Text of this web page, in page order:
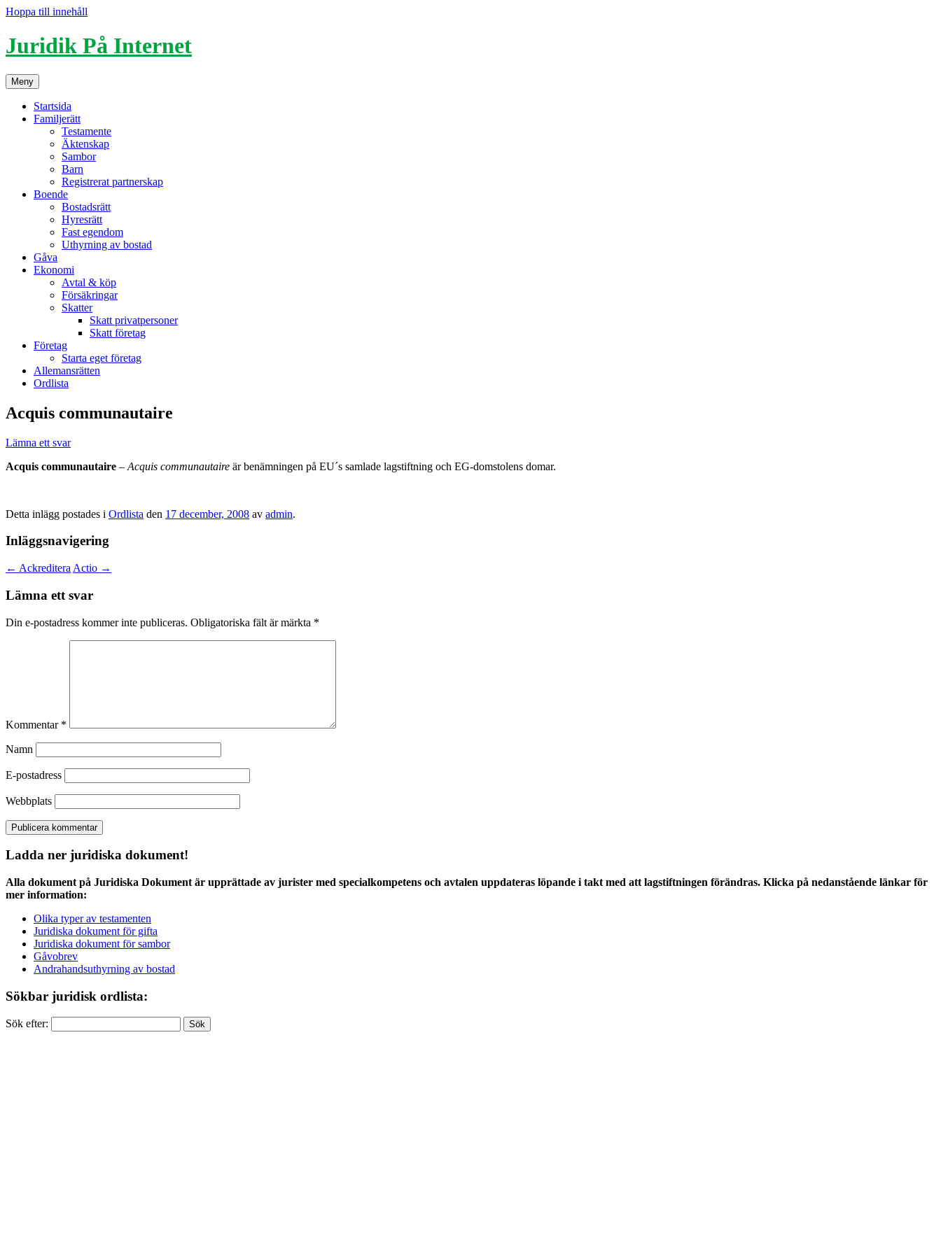
Hoppa till innehåll
Juridik På Internet
Meny
Startsida
Familjerätt
Testamente
Äktenskap
Sambor
Barn
Registrerat partnerskap
Boende
Bostadsrätt
Hyresrätt
Fast egendom
Uthyrning av bostad
Gåva
Ekonomi
Avtal & köp
Försäkringar
Skatter
Skatt privatpersoner
Skatt företag
Företag
Starta eget företag
Allemansrätten
Ordlista
Acquis communautaire
Lämna ett svar
Acquis communautaire – Acquis communautaire är benämningen på EU´s samlade lagstiftning och EG-domstolens domar.
Detta inlägg postades i Ordlista den 17 december, 2008 av admin.
Inläggsnavigering
← Ackreditera Actio →
Lämna ett svar
Din e-postadress kommer inte publiceras. Obligatoriska fält är märkta *
Kommentar *
Namn
E-postadress
Webbplats
Ladda ner juridiska dokument!
Alla dokument på Juridiska Dokument är upprättade av jurister med specialkompetens och avtalen uppdateras löpande i takt med att lagstiftningen förändras. Klicka på nedanstående länkar för
mer information:
Olika typer av testamenten
Juridiska dokument för gifta
Juridiska dokument för sambor
Gåvobrev
Andrahandsuthyrning av bostad
Sökbar juridisk ordlista:
Sök efter: